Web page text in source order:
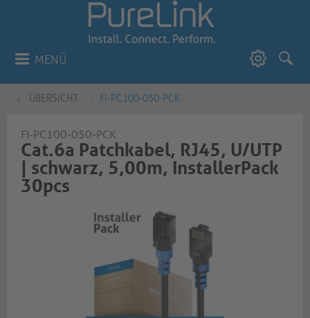
MENÜ
ÜBERSICHT FI-PC100-050-PCK
FI-PC100-050-PCK
Cat.6a Patchkabel, RJ45, U/UTP
| schwarz, 5,00m, InstallerPack
30pcs​​​​​​​